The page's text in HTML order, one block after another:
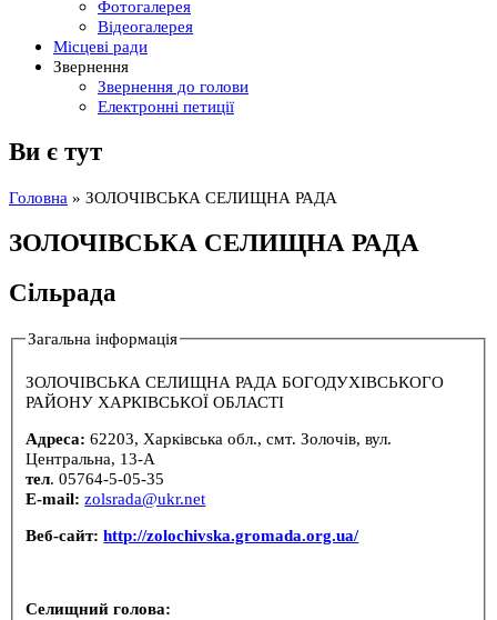
Фотогалерея
Відеогалерея
Місцеві ради
Звернення
Звернення до голови
Електронні петиції
Ви є тут
Головна » ЗОЛОЧІВСЬКА СЕЛИЩНА РАДА
ЗОЛОЧІВСЬКА СЕЛИЩНА РАДА
Сільрада
Загальна інформація
ЗОЛОЧІВСЬКА СЕЛИЩНА РАДА БОГОДУХІВСЬКОГО
РАЙОНУ ХАРКІВСЬКОЇ ОБЛАСТІ
Адреса: 62203, Харківська обл., смт. Золочів, вул.
Центральна, 13-А
тел. 05764-5-05-35
E-mail: zolsrada@ukr.net
Веб-сайт:http://zolochivska.gromada.org.ua/
Селищний голова: